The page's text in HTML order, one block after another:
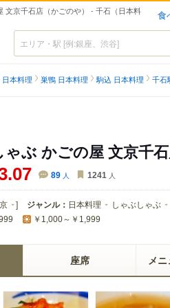
文京千石店（かごのや） - 千石（日本料
食
食べログ
本料理 巣鴨 日本料理 駒込 日本料理 千石
ぶ かごの屋 文京千
89 人 1241 人
] ジャンル： 日本料理 しゃぶしゃぶ
￥1,000～￥1,999
座席 メ